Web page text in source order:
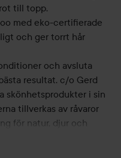
till topp.
med eko-certifierade
och ger torrt hår
och avsluta
resultat. c/o Gerd
skönhetsprodukter i sin
tillverkas av råvaror
för natur, djur och
ekologiska, eko-
för att värna om